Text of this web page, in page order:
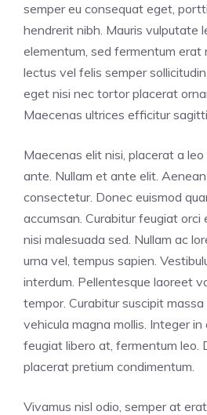
semper eu consequat eget,
hendrerit nibh. Mauris vulputate
elementum, sed fermentum erat
lectus vel felis semper
eget nisi nec tortor placerat
Maecenas ultrices efficitur
Maecenas elit nisi, placerat a
ante. Nullam et ante elit.
consectetur. Donec euismod
accumsan. Curabitur feugiat
nisi malesuada sed. Nullam ac
urna vel, tempus sapien.
interdum. Pellentesque laoreet
tempor. Curabitur suscipit
vehicula magna mollis. Integer in
feugiat libero at, fermentum leo.
placerat pretium condimentum.
Vivamus nisl odio, semper at